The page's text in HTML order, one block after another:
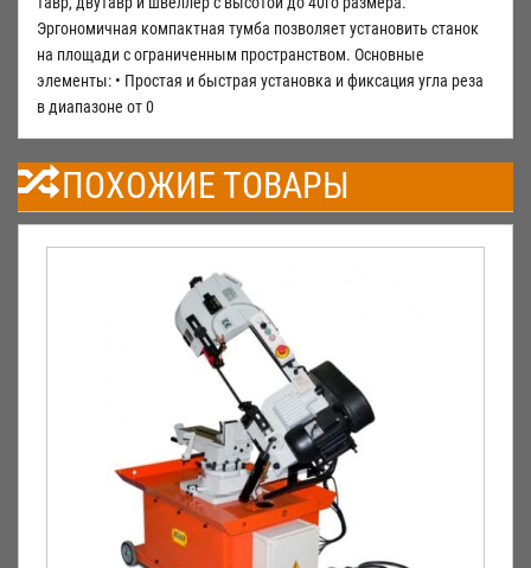
Эргономичная компактная тумба позволяет установить станок
на площади с ограниченным пространством. Основные
элементы: • Простая и быстрая установка и фиксация угла реза
в диапазоне от 0
ПОХОЖИЕ ТОВАРЫ